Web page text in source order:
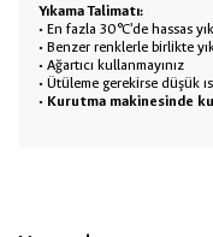
Yıkama Talimatı:
• En fazla 30°C’de hassas
• Benzer renklerle birlikte
• Ağartıcı kullanmayınız
• Ütüleme gerekirse düşük
• Kurutma makinesinde